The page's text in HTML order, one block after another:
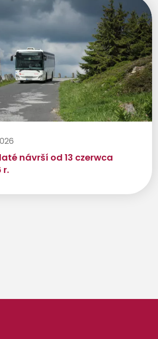
návrší od 13 czerwca
r.